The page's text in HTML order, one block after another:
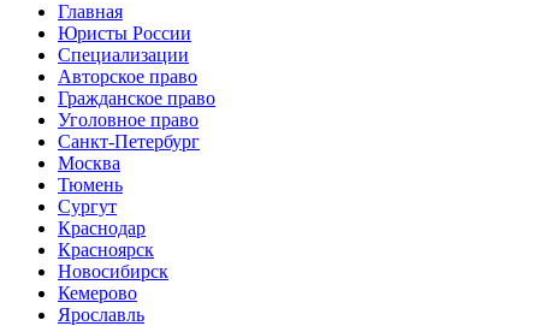
Главная
Юристы России
Специализации
Авторское право
Гражданское право
Уголовное право
Санкт-Петербург
Москва
Тюмень
Сургут
Краснодар
Красноярск
Новосибирск
Кемерово
Ярославль